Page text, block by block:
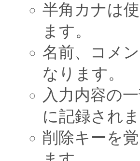
半角カナは
ます。
名前、コメ
なります。
入力内容の
に記録されま
削除キーを